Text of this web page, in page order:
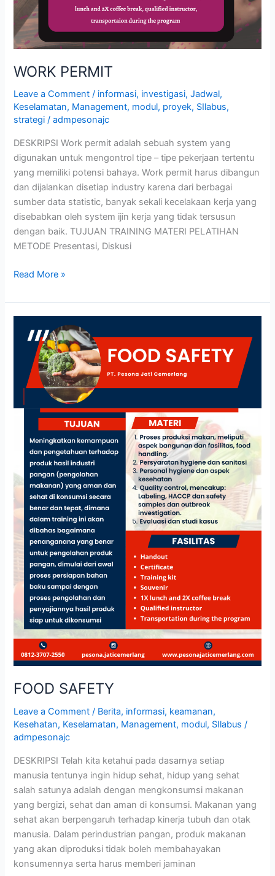
WORK PERMIT
Leave a Comment / informasi, investigasi,Jadwal,
Keselamatan, Management, modul, proyek, SIlabus,
strategi /admpesonajc
DESKRIPSI Work permit adalah sebuah system yang
digunakan untuk mengontrol tipe – tipe pekerjaan tertentu
yang memiliki potensi bahaya. Work permit harus dibangun
dan dijalankan disetiap industry karena dari berbagai
sumber data statistic, banyak sekali kecelakaan kerja yang
disebabkan oleh system ijin kerja yang tidak tersusun
dengan baik. TUJUAN TRAINING MATERI PELATIHAN
METODE Presentasi, Diskusi
Read More »
FOOD SAFETY
Leave a Comment / Berita, informasi, keamanan,
Kesehatan, Keselamatan, Management, modul, SIlabus /
admpesonajc
DESKRIPSI Telah kita ketahui pada dasarnya setiap
manusia tentunya ingin hidup sehat, hidup yang sehat
salah satunya adalah dengan mengkonsumsi makanan
yang bergizi, sehat dan aman di konsumsi. Makanan yang
sehat akan berpengaruh terhadap kinerja tubuh dan otak
manusia. Dalam perindustrian pangan, produk makanan
yang akan diproduksi tidak boleh membahayakan
konsumennya serta harus memberi jaminan
SAFETY